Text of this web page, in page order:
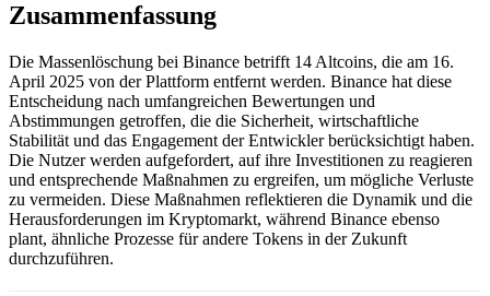
Zusammenfassung
Die Massenlöschung bei Binance betrifft 14 Altcoins, die am 16.
April 2025 von der Plattform entfernt werden. Binance hat diese
Entscheidung nach umfangreichen Bewertungen und
Abstimmungen getroffen, die die Sicherheit, wirtschaftliche
Stabilität und das Engagement der Entwickler berücksichtigt haben.
Die Nutzer werden aufgefordert, auf ihre Investitionen zu reagieren
und entsprechende Maßnahmen zu ergreifen, um mögliche Verluste
zu vermeiden. Diese Maßnahmen reflektieren die Dynamik und die
Herausforderungen im Kryptomarkt, während Binance ebenso
plant, ähnliche Prozesse für andere Tokens in der Zukunft
durchzuführen.